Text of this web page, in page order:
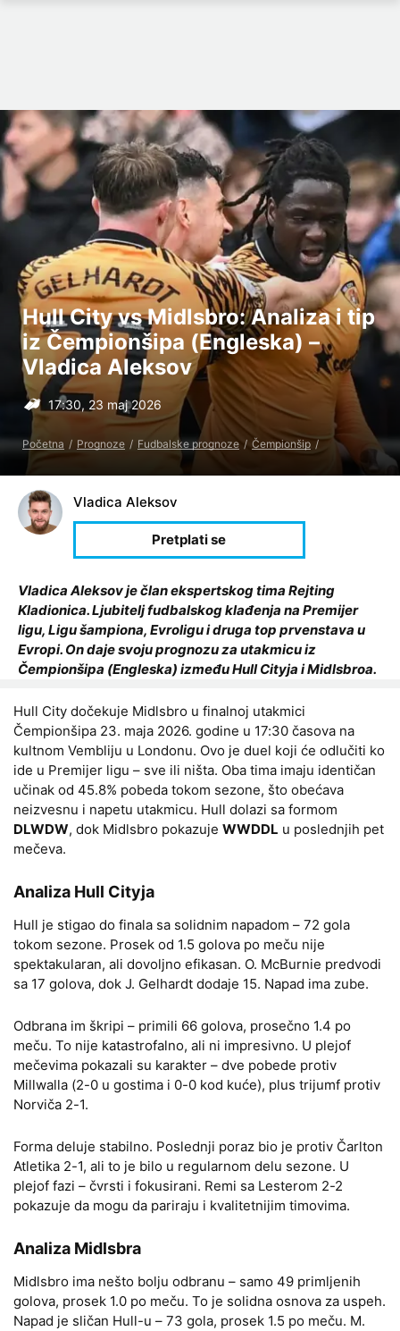
Hull City vs Midlsbro: Analiza i tip
iz Čempionšipa (Engleska) –
Vladica Aleksov
17:30, 23 maj 2026
Početna Prognoze Fudbalske prognoze Čempionšip
Vladica Aleksov
Vladica Aleksov je član ekspertskog tima Rejting
Kladionica. Ljubitelj fudbalskog klađenja na Premijer
ligu, Ligu šampiona, Evroligu i druga top prvenstava u
Evropi. On daje svoju prognozu za utakmicu iz
Čempionšipa (Engleska) između Hull Cityja i Midlsbroa.
Hull City dočekuje Midlsbro u finalnoj utakmici
Čempionšipa 23. maja 2026. godine u 17:30 časova na
kultnom Vembliju u Londonu. Ovo je duel koji će odlučiti ko
ide u Premijer ligu – sve ili ništa. Oba tima imaju identičan
učinak od 45.8% pobeda tokom sezone, što obećava
neizvesnu i napetu utakmicu. Hull dolazi sa formom
DLWDW, dok Midlsbro pokazuje WWDDL u poslednjih pet
mečeva.
Analiza Hull Cityja
Hull je stigao do finala sa solidnim napadom – 72 gola
tokom sezone. Prosek od 1.5 golova po meču nije
spektakularan, ali dovoljno efikasan. O. McBurnie predvodi
sa 17 golova, dok J. Gelhardt dodaje 15. Napad ima zube.
Odbrana im škripi – primili 66 golova, prosečno 1.4 po
meču. To nije katastrofalno, ali ni impresivno. U plejof
mečevima pokazali su karakter – dve pobede protiv
Millwalla (2-0 u gostima i 0-0 kod kuće), plus trijumf protiv
Norviča 2-1.
Forma deluje stabilno. Poslednji poraz bio je protiv Čarlton
Atletika 2-1, ali to je bilo u regularnom delu sezone. U
plejof fazi – čvrsti i fokusirani. Remi sa Lesterom 2-2
pokazuje da mogu da pariraju i kvalitetnijim timovima.
Analiza Midlsbra
Midlsbro ima nešto bolju odbranu – samo 49 primljenih
golova, prosek 1.0 po meču. To je solidna osnova za uspeh.
Napad je sličan Hull-u – 73 gola, prosek 1.5 po meču. M.